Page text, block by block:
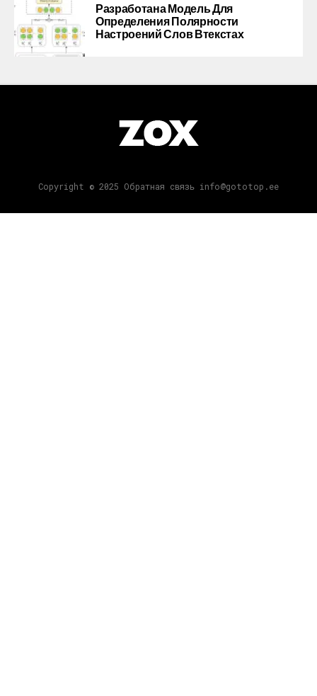
Разработана Модель Для
Определения Полярности
Настроений Слов Втекстах
Copyright © 2025 Обратная связь info@gototop.ee